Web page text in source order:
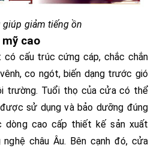
giúp giảm tiếng ồn
cao
có cấu trúc cứng cáp, chắc chắn
co ngót, biến dạng trước gió
trường. Tuổi thọ của cửa có thể
sử dụng và bảo dưỡng đúng
dòng cao cấp thiết kế sản xuất
châu Âu. Bên cạnh đó, cửa